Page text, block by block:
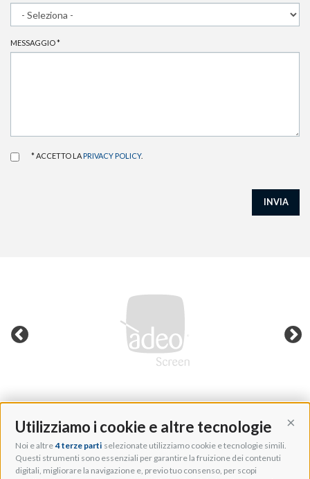
Utilizziamo i cookie e altre tecnologie
Noi e altre 4 terze parti selezionate utilizziamo cookie e tecnologie simili.
Questi strumenti sono essenziali per garantire la fruizione dei contenuti
digitali, migliorare la navigazione e, previo tuo consenso, per scopi
MESSAGGIO*
* ACCETTO LA PRIVACY POLICY.
INVIA
Adeo Group S.r.l.
Via della Zarga, 50